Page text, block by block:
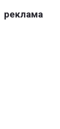
реклама